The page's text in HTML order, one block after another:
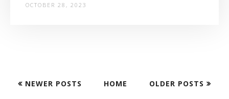
OCTOBER 28, 2023
NEWER POSTS OLDER POSTS
HOME